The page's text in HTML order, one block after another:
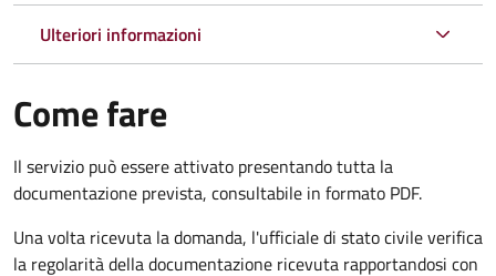
Ulteriori informazioni
Come fare
Il servizio può essere attivato presentando tutta la
documentazione prevista, consultabile in formato PDF.
Una volta ricevuta la domanda, l'ufficiale di stato civile verifica
la regolarità della documentazione ricevuta rapportandosi con